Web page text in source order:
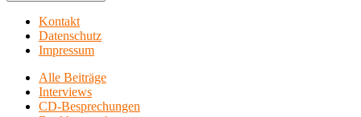
Kontakt
Datenschutz
Impressum
Alle Beiträge
Interviews
CD-Besprechungen